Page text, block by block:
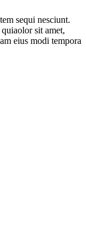
sequi nesciunt.
sit amet,
eius modi tempora